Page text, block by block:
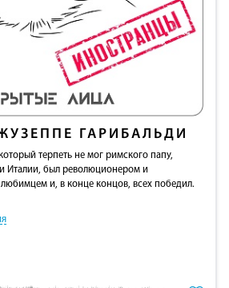
ГАРИБАЛЬДИ
терпеть не мог римского папу,
Италии, был революционером и
и, в конце концов, всех победил.